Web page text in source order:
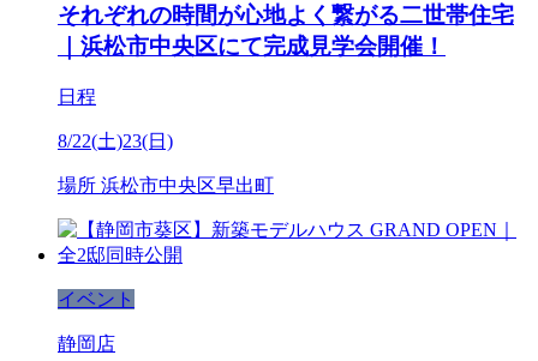
それぞれの時間が心地よく繋がる二世帯住宅
｜浜松市中央区にて完成見学会開催！
日程
8/22(土)23(日)
場所 浜松市中央区早出町
イベント
静岡店